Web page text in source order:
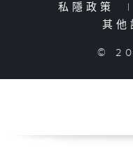
私隱政策
|
其他
©